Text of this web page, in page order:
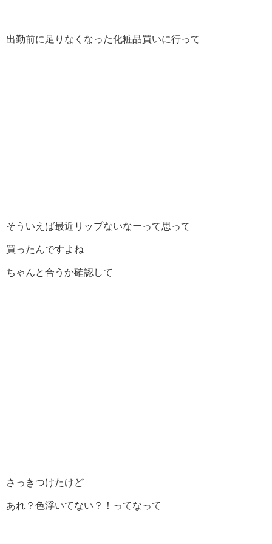
出勤前に足りなくなった化粧品買いに行って
そういえば最近リップないなーって思って
買ったんですよね
ちゃんと合うか確認して
さっきつけたけど
あれ？色浮いてない？！ってなって